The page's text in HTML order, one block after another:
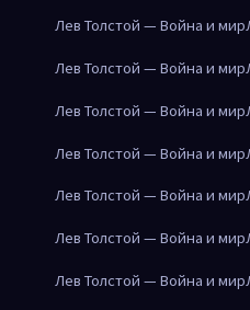
Лев Толстой — Война и мир
Лев Толстой — Война и мир
Лев Толстой — Война и мир
Лев Толстой — Война и мир
Лев Толстой — Война и мир
Лев Толстой — Война и мир
Лев Толстой — Война и мир